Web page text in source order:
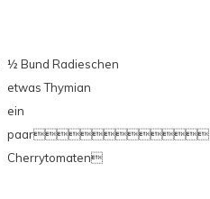
½ Bund Radieschen
etwas Thymian
ein
paar
Cherrytomaten